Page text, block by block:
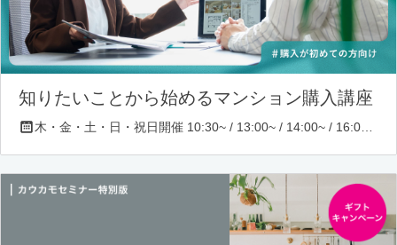
知りたいことから始めるマンション購入講座